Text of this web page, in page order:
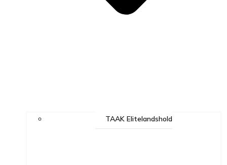
TAAK Elitelandshold